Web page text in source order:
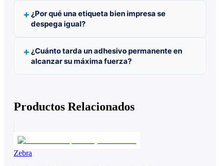
¿Por qué una etiqueta bien impresa se
despega igual?
¿Cuánto tarda un adhesivo permanente en
alcanzar su máxima fuerza?
Productos Relacionados
Zebra